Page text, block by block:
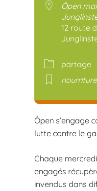
Ôpen
12 route
partage
nourriture
Ôpen s’engage
lutte contre le
Chaque
engagés
invendus dans